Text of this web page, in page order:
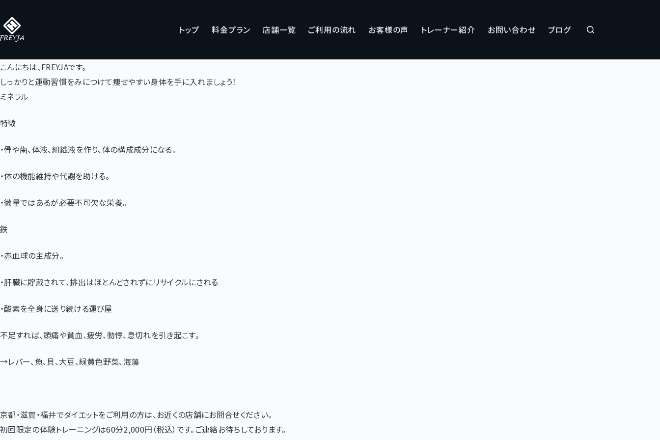
ン
テ
ツ
へ
ス
ッ
トップ 料金プラン 店舗一覧 ご利用の流れ お客様の声 トレーナー紹介 お問い合わせ ブログ
こんにちは、FREYJAです。
しっかりと運動習慣をみにつけて痩せやすい身体を手に入れましょう！
ミネラル
特徴
・骨や歯、体液、組織液を作り、体の構成成分になる。
・体の機能維持や代謝を助ける。
・微量ではあるが必要不可欠な栄養。
鉄
・赤血球の主成分。
・肝臓に貯蔵されて、排出はほとんどされずにリサイクルにされる
・酸素を全身に送り続ける運び屋
不足すれば、頭痛や貧血、疲労、動悸、息切れを引き起こす。
→レバー、魚、貝、大豆、緑黄色野菜、海藻
京都・滋賀・福井でダイエットをご利用の方は、お近くの店舗にお問合せください。
初回限定の体験トレーニングは60分2,000円（税込）です。ご連絡お待ちしております。